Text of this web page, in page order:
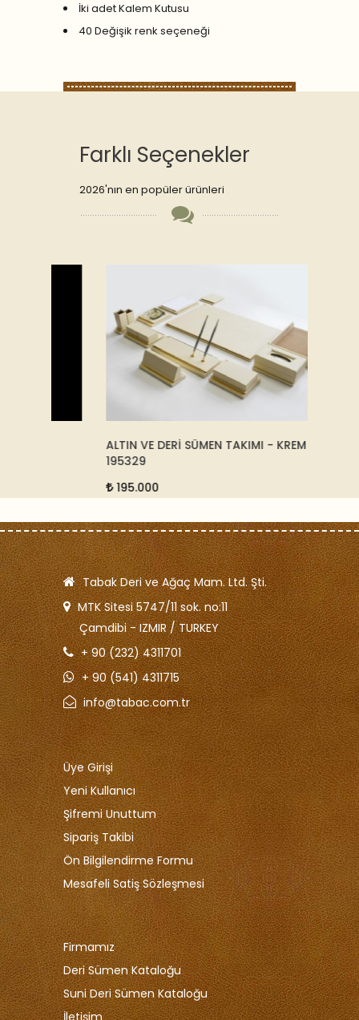
İki adet Kalem Kutusu
40 Değişik renk seçeneği
Farklı Seçenekler
2026'nın en popüler ürünleri
ALTIN VE DERİ SÜMEN TAKIMI - KREM -
195.000
Tabak Deri ve Ağaç Mam. Ltd. Şti.
MTK Sitesi 5747/11 sok. no:11
Çamdibi - IZMIR / TURKEY
+ 90 (232) 4311701
+ 90 (541) 4311715
info@tabac.com.tr
Üye Girişi
Yeni Kullanıcı
Şifremi Unuttum
Sipariş Takibi
Ön Bilgilendirme Formu
Mesafeli Satiş Sözleşmesi
Firmamız
Deri Sümen Kataloğu
Suni Deri Sümen Kataloğu
İletişim